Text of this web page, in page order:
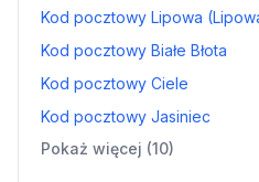
Kod pocztowy Lipowa
Kod pocztowy Białe Błota
Kod pocztowy Ciele
Kod pocztowy Jasiniec
Pokaż więcej (10)